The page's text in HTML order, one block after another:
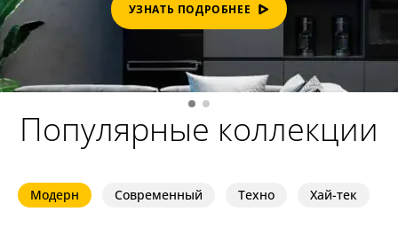
УЗНАТЬ ПОДРОБНЕЕ
Популярные коллекции
Модерн Современный Техно Хай-тек